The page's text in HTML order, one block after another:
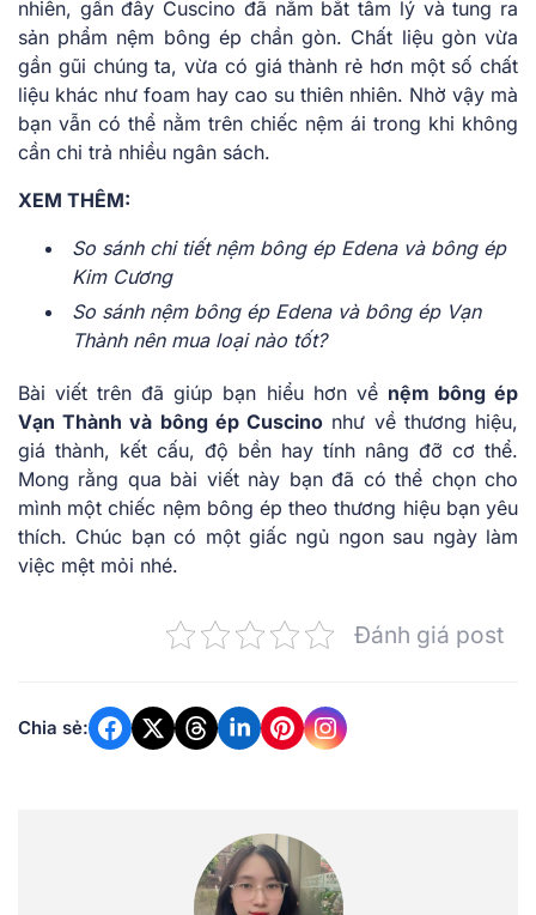
nhiên, gần đây Cuscino đã nắm bắt tâm lý và tung ra
sản phẩm nệm bông ép chần gòn. Chất liệu gòn vừa
gần gũi chúng ta, vừa có giá thành rẻ hơn một số chất
liệu khác như foam hay cao su thiên nhiên. Nhờ vậy mà
bạn vẫn có thể nằm trên chiếc nệm ái trong khi không
cần chi trả nhiều ngân sách.
XEM THÊM:
So sánh chi tiết nệm bông ép Edena và bông ép
Kim Cương
So sánh nệm bông ép Edena và bông ép Vạn
Thành nên mua loại nào tốt?
Bài viết trên đã giúp bạn hiểu hơn về nệm bông ép
Vạn Thành và bông ép Cuscino như về thương hiệu,
giá thành, kết cấu, độ bền hay tính nâng đỡ cơ thể.
Mong rằng qua bài viết này bạn đã có thể chọn cho
mình một chiếc nệm bông ép theo thương hiệu bạn yêu
thích. Chúc bạn có một giấc ngủ ngon sau ngày làm
việc mệt mỏi nhé.
Đánh giá post
Chia sẻ: